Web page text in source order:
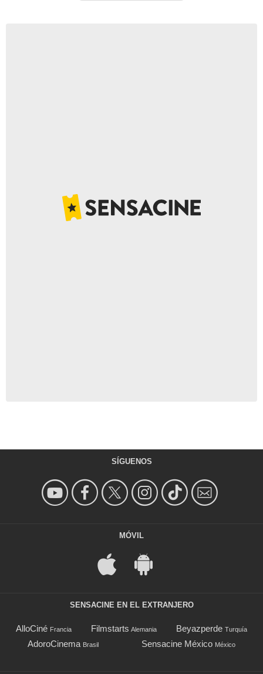
SÍGUENOS
MÓVIL
SENSACINE EN EL EXTRANJERO
AlloCiné Francia Filmstarts Alemania Beyazperde Turquía
AdoroCinema Brasil Sensacine México México